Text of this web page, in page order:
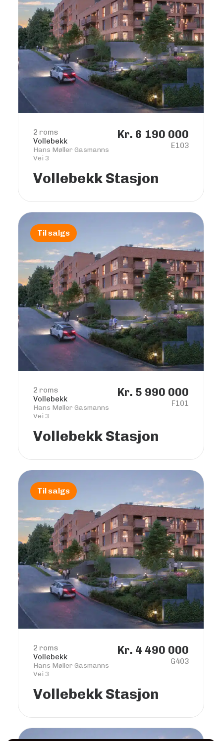
2 roms
Vollebekk
Hans Møller Gasmanns
Vei 3
Kr. 6 190 000
E103
Vollebekk Stasjon
Til salgs
2 roms
Vollebekk
Hans Møller Gasmanns
Vei 3
Kr. 5 990 000
F101
Vollebekk Stasjon
Til salgs
2 roms
Vollebekk
Hans Møller Gasmanns
Vei 3
Kr. 4 490 000
G403
Vollebekk Stasjon